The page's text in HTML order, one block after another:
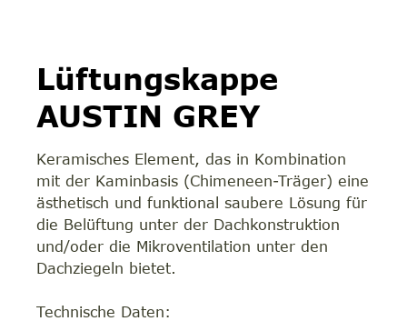
Lüftungskappe
AUSTIN GREY
Keramisches Element, das in Kombination
mit der Kaminbasis (Chimeneen-Träger) eine
ästhetisch und funktional saubere Lösung für
die Belüftung unter der Dachkonstruktion
und/oder die Mikroventilation unter den
Dachziegeln bietet.
Technische Daten: